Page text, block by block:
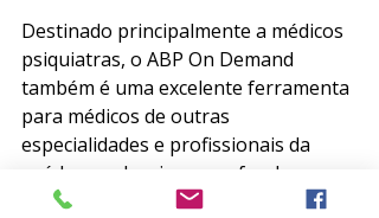
Destinado principalmente a médicos
psiquiatras, o ABP On Demand
também é uma excelente ferramenta
para médicos de outras
especialidades e profissionais da
saúde que desejam aprofundar seus
conhecimentos em Psiquiatria.